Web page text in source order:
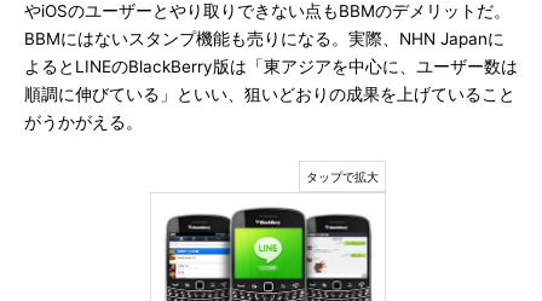
やiOSのユーザーとやり取りできない点もBBMのデメリットだ。
BBMにはないスタンプ機能も売りになる。実際、NHN Japanに
よるとLINEのBlackBerry版は「東アジアを中心に、ユーザー数は
順調に伸びている」といい、狙いどおりの成果を上げていること
がうかがえる。